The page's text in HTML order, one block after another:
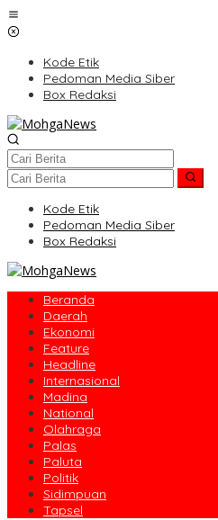
Lewati
ke
Kode Etik
Pedoman Media Siber
Box Redaksi
Kode Etik
Pedoman Media Siber
Box Redaksi
Beranda
Daerah
Ekonomi
Feature
Headline
Internasional
Madina
National
Olahraga
Palas
Paluta
Politik
Sidimpuan
Tapsel